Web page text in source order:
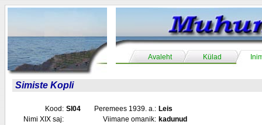
Avaleht Külad
Simiste Kopli
Kood: SI04 Peremees 1939. a.: Leis
Nimi XIX saj:
Viimane omanik: kadunud